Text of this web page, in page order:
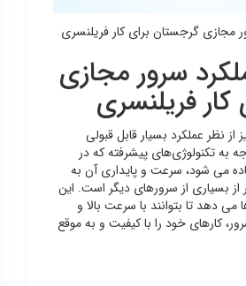
مجازی گرجستان برای کار فریلنسری
سرور مجازی
کار فریلنسری
از نظر عملکرد بسیار قابل قبولی
به تکنولوژی‌های پیشرفته که در
می شود، سرعت و پایداری آن به
از بسیاری از سرورهای دیگر است. این
می دهد تا بتوانند با سرعت بالا و
کارهای خود را با کیفیت و به موقع